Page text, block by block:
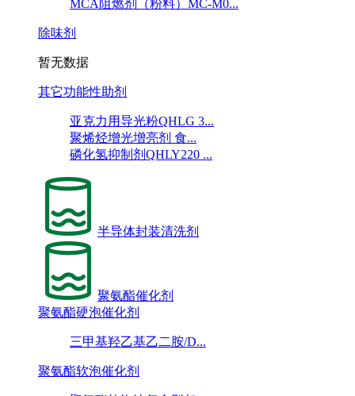
MCA阻燃剂（粉料）MC-M0...
除味剂
暂无数据
其它功能性助剂
亚克力用导光粉QHLG 3...
聚烯烃增光增亮剂 食...
磷化氢抑制剂QHLY220 ...
半导体封装清洗剂
聚氨酯催化剂
聚氨酯硬泡催化剂
三甲基羟乙基乙二胺/D...
聚氨酯软泡催化剂